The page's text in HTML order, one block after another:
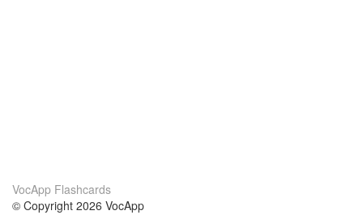
VocApp Flashcards
© Copyright 2026 VocApp